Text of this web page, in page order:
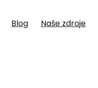
Blog Naše zdroje